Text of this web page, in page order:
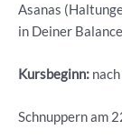
Asanas
in Deiner
Kursbeginn:
Schnuppern am